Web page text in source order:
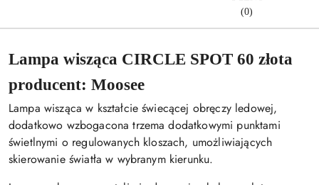
(0)
Lampa wisząca CIRCLE SPOT 60 złota
producent: Moosee
Lampa wisząca w kształcie świecącej obręczy ledowej,
dodatkowo wzbogacona trzema dodatkowymi punktami
świetlnymi o regulowanych kloszach, umożliwiających
skierowanie światła w wybranym kierunku.